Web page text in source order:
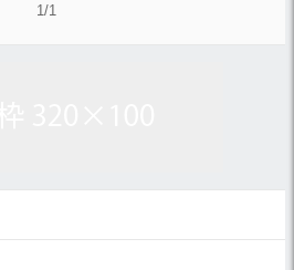
1/1